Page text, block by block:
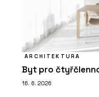
ARCHITEKTURA
Byt pro
16. 6. 2026